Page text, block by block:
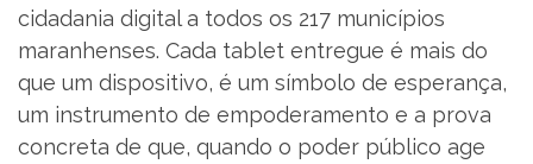
cidadania digital a todos os 217 municípios
maranhenses. Cada tablet entregue é mais do
que um dispositivo, é um símbolo de esperança,
um instrumento de empoderamento e a prova
concreta de que, quando o poder público age